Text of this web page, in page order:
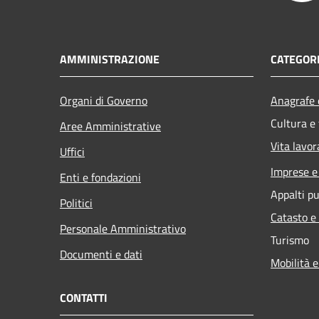
AMMINISTRAZIONE
Organi di Governo
Aree Amministrative
Uffici
Enti e fondazioni
Politici
Personale Amministrativo
Documenti e dati
Cultura
Vita
Imprese
Appalti
Catasto
Turismo
Mobilità
CONTATTI